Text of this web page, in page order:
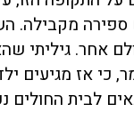
ספירה מקבילה.
אחר. גיליתי
כי אז מגיעים
לבית החולים